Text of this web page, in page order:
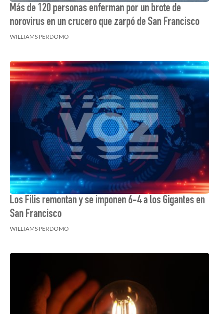
Más de 120 personas enferman por un brote de
norovirus en un crucero que zarpó de San Francisco
WILLIAMS PERDOMO
Los Filis remontan y se imponen 6-4 a los Gigantes en
San Francisco
WILLIAMS PERDOMO